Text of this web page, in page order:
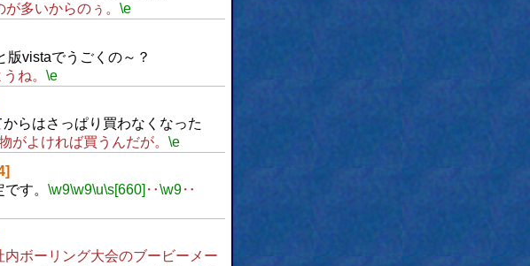
多いからのぅ。 \e
版vistaでうごくの～？
ね。 \e
らはさっぱり買わなくなった
がよければ買うんだが。 \e
す。 \w9\w9\u\s[660] ‥\w9‥
内ボーリング大会のブービーメー